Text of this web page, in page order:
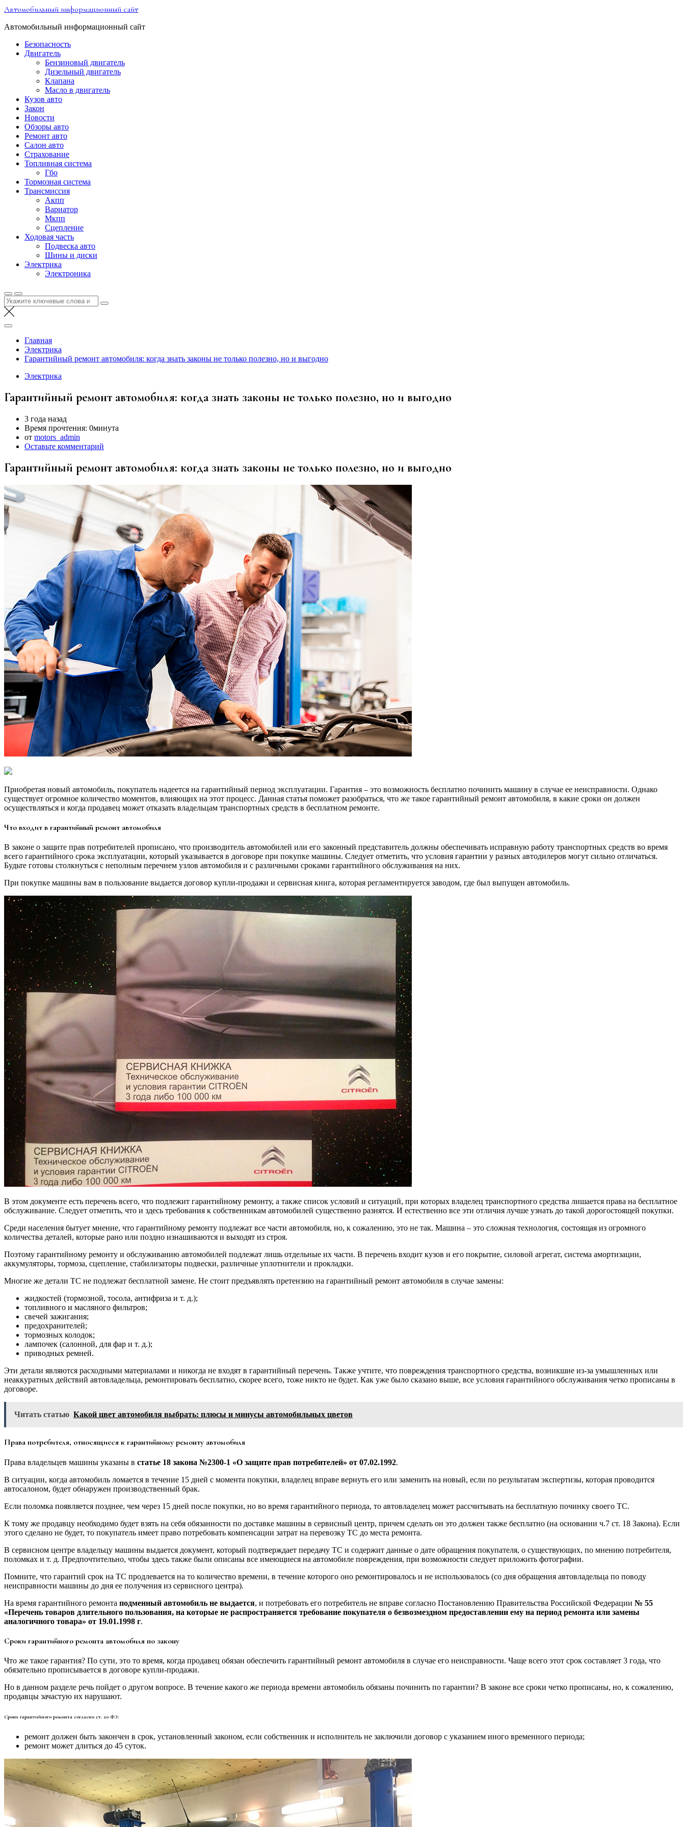
Перейти
содержимому
Автомобильный информационный сайт
Автомобильный информационный сайт
Безопасность
Двигатель
Бензиновый двигатель
Дизельный двигатель
Клапана
Масло в двигатель
Кузов авто
Закон
Новости
Обзоры авто
Ремонт авто
Салон авто
Страхование
Топливная система
Гбо
Тормозная система
Трансмиссия
Акпп
Вариатор
Мкпп
Сцепление
Ходовая часть
Подвеска авто
Шины и диски
Электрика
Электроника
Найти:
Главная
Электрика
Гарантийный ремонт автомобиля: когда знать законы не только полезно, но и выгодно
Электрика
Гарантийный ремонт автомобиля: когда знать законы не только полезно, но и выгодно
3 года назад
Время прочтения: 0минута
от motors_admin
Оставьте комментарий
Гарантийный ремонт автомобиля: когда знать законы не только полезно, но и выгодно
Приобретая новый автомобиль, покупатель надеется на гарантийный период эксплуатации. Гарантия – это возможность бесплатно починить машину в случае ее неисправности. Однако
существует огромное количество моментов, влияющих на этот процесс. Данная статья поможет разобраться, что же такое гарантийный ремонт автомобиля, в какие сроки он должен
осуществляться и когда продавец может отказать владельцам транспортных средств в бесплатном ремонте.
Что входит в гарантийный ремонт автомобиля
В законе о защите прав потребителей прописано, что производитель автомобилей или его законный представитель должны обеспечивать исправную работу транспортных средств во время
всего гарантийного срока эксплуатации, который указывается в договоре при покупке машины. Следует отметить, что условия гарантии у разных автодилеров могут сильно отличаться.
Будьте готовы столкнуться с неполным перечнем узлов автомобиля и с различными сроками гарантийного обслуживания на них.
При покупке машины вам в пользование выдается договор купли-продажи и сервисная книга, которая регламентируется заводом, где был выпущен автомобиль.
В этом документе есть перечень всего, что подлежит гарантийному ремонту, а также список условий и ситуаций, при которых владелец транспортного средства лишается права на бесплатное
обслуживание. Следует отметить, что и здесь требования к собственникам автомобилей существенно разнятся. И естественно все эти отличия лучше узнать до такой дорогостоящей покупки.
Среди населения бытует мнение, что гарантийному ремонту подлежат все части автомобиля, но, к сожалению, это не так. Машина – это сложная технология, состоящая из огромного
количества деталей, которые рано или поздно изнашиваются и выходят из строя.
Поэтому гарантийному ремонту и обслуживанию автомобилей подлежат лишь отдельные их части. В перечень входит кузов и его покрытие, силовой агрегат, система амортизации,
аккумуляторы, тормоза, сцепление, стабилизаторы подвески, различные уплотнители и прокладки.
Многие же детали ТС не подлежат бесплатной замене. Не стоит предъявлять претензию на гарантийный ремонт автомобиля в случае замены:
жидкостей (тормозной, тосола, антифриза и т. д.);
топливного и масляного фильтров;
свечей зажигания;
предохранителей;
тормозных колодок;
лампочек (салонной, для фар и т. д.);
приводных ремней.
Эти детали являются расходными материалами и никогда не входят в гарантийный перечень. Также учтите, что повреждения транспортного средства, возникшие из-за умышленных или
неаккуратных действий автовладельца, ремонтировать бесплатно, скорее всего, тоже никто не будет. Как уже было сказано выше, все условия гарантийного обслуживания четко прописаны в
договоре.
Читать статью Какой цвет автомобиля выбрать: плюсы и минусы автомобильных цветов
Права потребителя, относящиеся к гарантийному ремонту автомобиля
Права владельцев машины указаны в статье 18 закона №2300-1 «О защите прав потребителей» от 07.02.1992.
В ситуации, когда автомобиль ломается в течение 15 дней с момента покупки, владелец вправе вернуть его или заменить на новый, если по результатам экспертизы, которая проводится
автосалоном, будет обнаружен производственный брак.
Если поломка появляется позднее, чем через 15 дней после покупки, но во время гарантийного периода, то автовладелец может рассчитывать на бесплатную починку своего ТС.
К тому же продавцу необходимо будет взять на себя обязанности по доставке машины в сервисный центр, причем сделать он это должен также бесплатно (на основании ч.7 ст. 18 Закона). Если
этого сделано не будет, то покупатель имеет право потребовать компенсации затрат на перевозку ТС до места ремонта.
В сервисном центре владельцу машины выдается документ, который подтверждает передачу ТС и содержит данные о дате обращения покупателя, о существующих, по мнению потребителя,
поломках и т. д. Предпочтительно, чтобы здесь также были описаны все имеющиеся на автомобиле повреждения, при возможности следует приложить фотографии.
Помните, что гарантий срок на ТС продлевается на то количество времени, в течение которого оно ремонтировалось и не использовалось (со дня обращения автовладельца по поводу
неисправности машины до дня ее получения из сервисного центра).
На время гарантийного ремонта подменный автомобиль не выдается, и потребовать его потребитель не вправе согласно Постановлению Правительства Российской Федерации № 55
«Перечень товаров длительного пользования, на которые не распространяется требование покупателя о безвозмездном предоставлении ему на период ремонта или замены
аналогичного товара» от 19.01.1998 г.
Сроки гарантийного ремонта автомобиля по закону
Что же такое гарантия? По сути, это то время, когда продавец обязан обеспечить гарантийный ремонт автомобиля в случае его неисправности. Чаще всего этот срок составляет 3 года, что
обязательно прописывается в договоре купли-продажи.
Но в данном разделе речь пойдет о другом вопросе. В течение какого же периода времени автомобиль обязаны починить по гарантии? В законе все сроки четко прописаны, но, к сожалению,
продавцы зачастую их нарушают.
Сроки гарантийного ремонта согласно ст. 20 ФЗ:
ремонт должен быть закончен в срок, установленный законом, если собственник и исполнитель не заключили договор с указанием иного временного периода;
ремонт может длиться до 45 суток.